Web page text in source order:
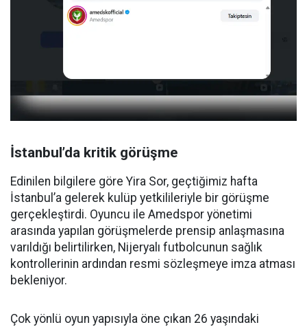
İstanbul’da kritik görüşme
Edinilen bilgilere göre Yira Sor, geçtiğimiz hafta
İstanbul’a gelerek kulüp yetkilileriyle bir görüşme
gerçekleştirdi. Oyuncu ile Amedspor yönetimi
arasında yapılan görüşmelerde prensip anlaşmasına
varıldığı belirtilirken, Nijeryalı futbolcunun sağlık
kontrollerinin ardından resmi sözleşmeye imza atması
bekleniyor.
Çok yönlü oyun yapısıyla öne çıkan 26 yaşındaki